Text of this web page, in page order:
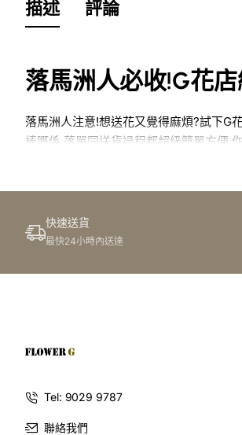
描述 評論
落馬洲人必收!G花
落馬洲人注意!想送花又覺得麻煩?試下G
棒嘅係,落單同送貨過程都超級簡單方便,
簡介
喂喂,各位落馬洲嘅朋友,今日我哋就嚟聊
如果你哋以前都試過訂花,但又覺得好麻
話咁快我哋就嚟深入了解G花店呢間網上
快速送貨
最快24小時內送達
Tel: 9029 9787
聯絡我們